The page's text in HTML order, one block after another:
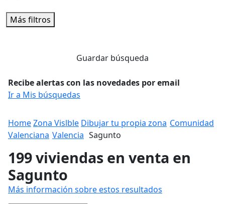
Más filtros
Guardar búsqueda
Recibe alertas con las novedades por email
Ir a Mis búsquedas
HomeZona Vislble Dibujar tu propia zona Comunidad
Valenciana Valencia Sagunto
199 viviendas en venta en
Sagunto
Más información sobre estos resultados